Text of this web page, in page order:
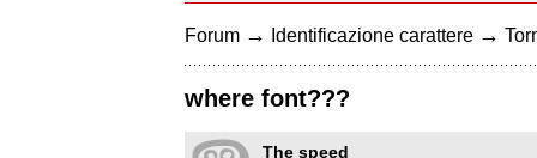
Forum → Identificazione carattere →
where font???
The speed